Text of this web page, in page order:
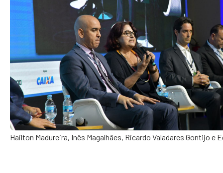
Hailton Madureira, Inês Magalhães, Ricardo Valadares Gontijo e